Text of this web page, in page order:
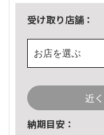
受け取り店舗：
お店を選ぶ
近
納期目安：